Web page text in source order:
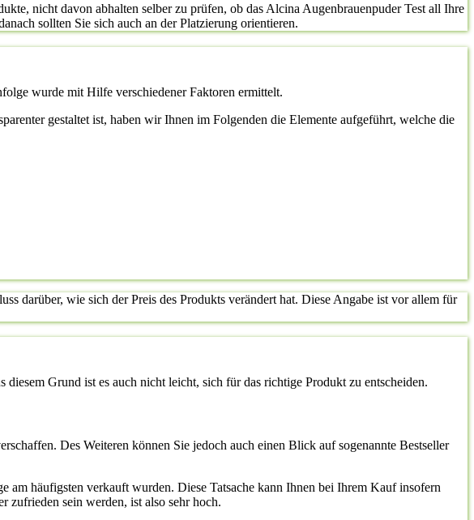
nicht davon abhalten selber zu prüfen, ob das Alcina Augenbrauenpuder Test all Ihre
sollten Sie sich auch an der Platzierung orientieren.
wurde mit Hilfe verschiedener Faktoren ermittelt.
gestaltet ist, haben wir Ihnen im Folgenden die Elemente aufgeführt, welche die
darüber, wie sich der Preis des Produkts verändert hat. Diese Angabe ist vor allem für
Grund ist es auch nicht leicht, sich für das richtige Produkt zu entscheiden.
Des Weiteren können Sie jedoch auch einen Blick auf sogenannte Bestseller
am häufigsten verkauft wurden. Diese Tatsache kann Ihnen bei Ihrem Kauf insofern
zufrieden sein werden, ist also sehr hoch.